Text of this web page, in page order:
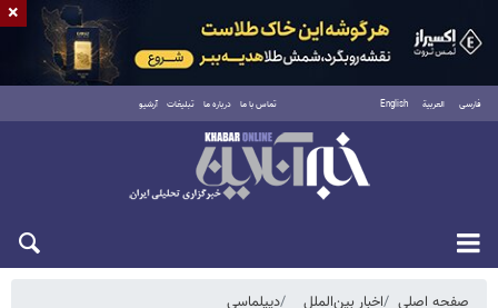
فارسی العربية English تماس با ما درباره ما تبلیغات آرشیو
یکشنبه ۱۸ مرداد ۱۴۰۵
صفحه اصلی اخبار بین‌الملل دیپلماسی
×